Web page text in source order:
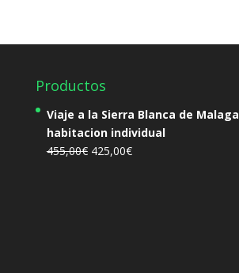
Productos
Viaje a la Sierra Blanca de Malaga
habitacion individual
455,00€ El
425,00€El